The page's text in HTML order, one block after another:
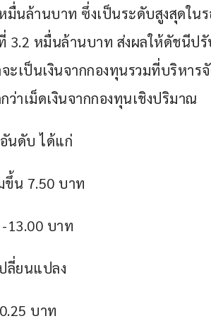
มื่นล้านบาท ซึ่งเป็นระดับสูงสุดใน
3.2 หมื่นล้านบาท ส่งผลให้ดัชนีป
ะเป็นเงินจากกองทุนรวมที่บริหารจั
าเม็ดเงินจากกองทุนเชิงปริมาณ
นดับ ได้แก่
น 7.50 บาท
13.00 บาท
ลี่ยนแปลง
บาท